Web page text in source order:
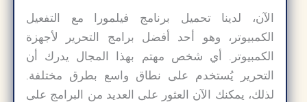
الآن، لدينا تحميل برنامج فيلمورا مع التفعيل
الكمبيوتر، وهو أحد أفضل برامج التحرير لأجهزة
الكمبيوتر. أي شخص مهتم بهذا المجال يدرك أن
التحرير يُستخدم على نطاق واسع بطرق مختلفة.
لذلك، يمكنك الآن العثور على العديد من البرامج على